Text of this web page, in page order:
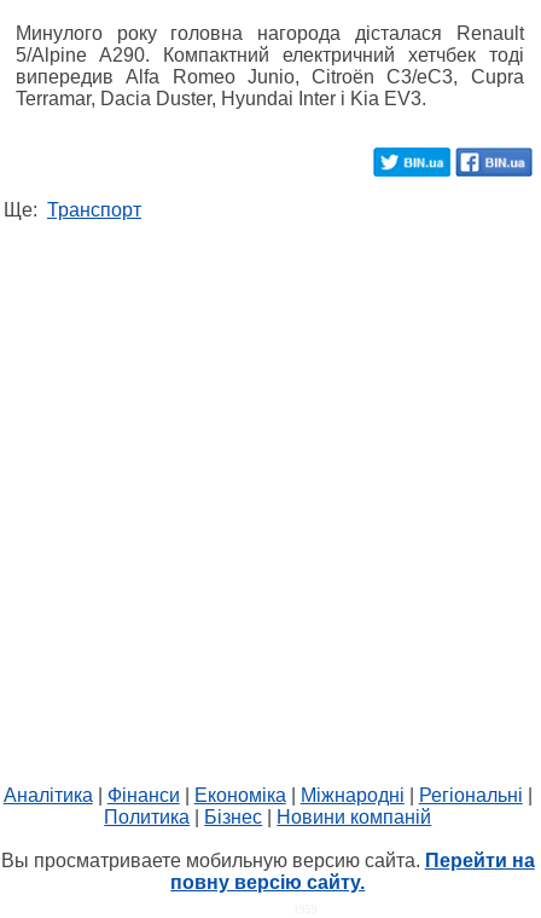
Минулого року головна нагорода дісталася Renault
5/Alpine A290. Компактний електричний хетчбек тоді
випередив Alfa Romeo Junio, Citroën C3/eC3, Cupra
Terramar, Dacia Duster, Hyundai Inter і Kia EV3.
Ще: Транспорт
Аналітика Фінанси Економіка Міжнародні Регіональні
Политика
Бізнес Новини компаній
Вы просматриваете мобильную версию сайта. Перейти на
повну версію сайту.